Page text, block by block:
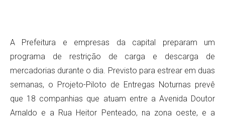
A Prefeitura e empresas da capital preparam um
programa de restrição de carga e descarga de
mercadorias durante o dia. Previsto para estrear em duas
semanas, o Projeto-Piloto de Entregas Noturnas prevê
que 18 companhias que atuam entre a Avenida Doutor
Arnaldo e a Rua Heitor Penteado, na zona oeste, e a